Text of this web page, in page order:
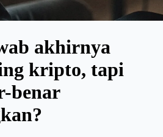
akhirnya
kripto, tapi
benar